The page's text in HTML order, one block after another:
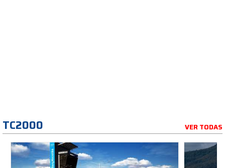
TC2000 VER TODAS